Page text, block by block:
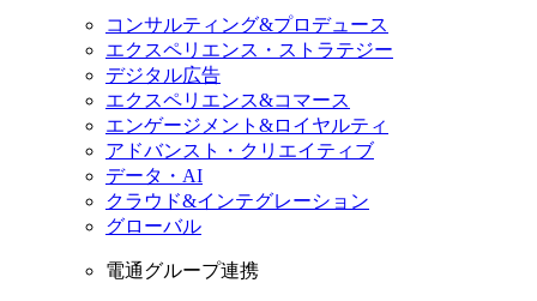
コンサルティング&プロデュース
エクスペリエンス・ストラテジー
デジタル広告
エクスペリエンス&コマース
エンゲージメント&ロイヤルティ
アドバンスト・クリエイティブ
データ・AI
クラウド&インテグレーション
グローバル
電通グループ連携